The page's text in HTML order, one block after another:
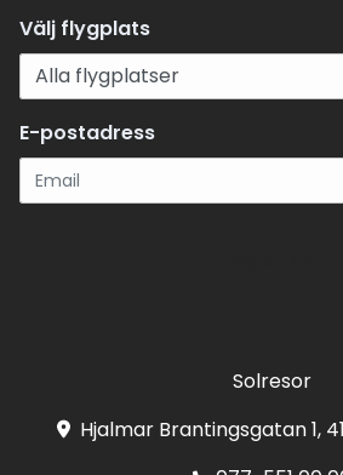
Välj flygplats
E-postadress
Solresor
Hjalmar Brantingsgatan 1,